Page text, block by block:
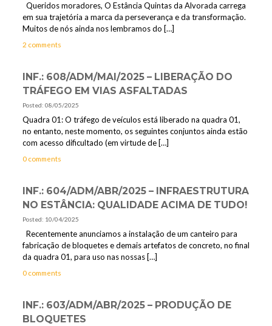
Queridos moradores, O Estância Quintas da Alvorada carrega
em sua trajetória a marca da perseverança e da transformação.
Muitos de nós ainda nos lembramos do […]
2 comments
INF.: 608/ADM/MAI/2025 – LIBERAÇÃO DO
TRÁFEGO EM VIAS ASFALTADAS
Posted: 08/05/2025
Quadra 01: O tráfego de veículos está liberado na quadra 01,
no entanto, neste momento, os seguintes conjuntos ainda estão
com acesso dificultado (em virtude de[…]
0 comments
INF.: 604/ADM/ABR/2025 – INFRAESTRUTURA
NO ESTÂNCIA: QUALIDADE ACIMA DE TUDO!
Posted: 10/04/2025
Recentemente anunciamos a instalação de um canteiro para
fabricação de bloquetes e demais artefatos de concreto, no final
da quadra 01, para uso nas nossas[…]
0 comments
INF.: 603/ADM/ABR/2025 – PRODUÇÃO DE
BLOQUETES